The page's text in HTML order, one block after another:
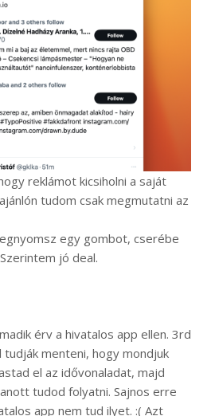
reklámot kicsiholni a saját
tudom csak megmutatni az
egy gombot, cserébe
jó deal.
érv a hivatalos app ellen. 3rd
menteni, hogy mondjuk
el az idővonaladat, majd
tudod folyatni. Sajnos erre
app nem tud ilyet. :( Azt